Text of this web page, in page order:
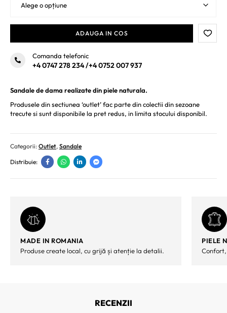
ADAUGA IN COS
Comanda telefonic
+4 0747 278 234/+4 0752 007 937
Sandale de dama realizate din piele naturala.
Produsele din sectiunea ‘outlet’ fac parte din colectii din sezoane
trecute si sunt disponibile la pret redus, in limita stocului disponibil.
Categorii: Outlet, Sandale
Distribuie:
MADE IN ROMANIA
Produse create local, cu grijă și atenție la detalii.
PIELE
RECENZII